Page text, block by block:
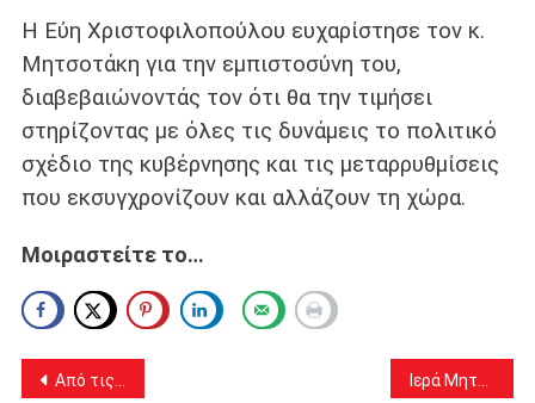
Η Εύη Χριστοφιλοπούλου ευχαρίστησε τον κ.
Μητσοτάκη για την εμπιστοσύνη του,
διαβεβαιώνοντάς τον ότι θα την τιμήσει
στηρίζοντας με όλες τις δυνάμεις το πολιτικό
σχέδιο της κυβέρνησης και τις μεταρρυθμίσεις
που εκσυγχρονίζουν και αλλάζουν τη χώρα.
Μοιραστείτε το…
Πλοήγηση
Από τις Αχαρνές ο νέος Αρχηγός ΓΕΝ Δημήτριος-Ελευθέριος Κατάρας